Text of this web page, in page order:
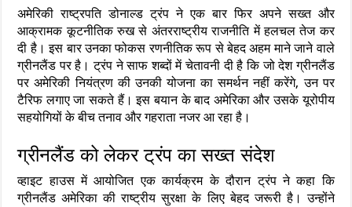
अमेरिकी राष्ट्रपति डोनाल्ड ट्रंप ने एक बार फिर अपने सख्त और
आक्रामक कूटनीतिक रुख से अंतरराष्ट्रीय राजनीति में हलचल तेज कर
दी है। इस बार उनका फोकस रणनीतिक रूप से बेहद अहम माने जाने वाले
ग्रीनलैंड पर है। ट्रंप ने साफ शब्दों में चेतावनी दी है कि जो देश ग्रीनलैंड
पर अमेरिकी नियंत्रण की उनकी योजना का समर्थन नहीं करेंगे, उन पर
टैरिफ लगाए जा सकते हैं। इस बयान के बाद अमेरिका और उसके यूरोपीय
सहयोगियों के बीच तनाव और गहराता नजर आ रहा है।
ग्रीनलैंड को लेकर ट्रंप का सख्त संदेश
व्हाइट हाउस में आयोजित एक कार्यक्रम के दौरान ट्रंप ने कहा कि
ग्रीनलैंड अमेरिका की राष्ट्रीय सुरक्षा के लिए बेहद जरूरी है। उन्होंने